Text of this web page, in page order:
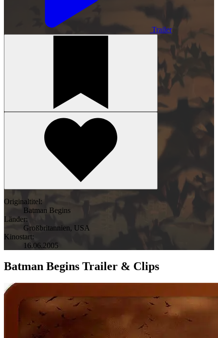
Trailer
Originaltitel:
Batman Begins
Länder:
Großbritannien, USA
Kinostart:
16.06.2005
Batman Begins Trailer & Clips